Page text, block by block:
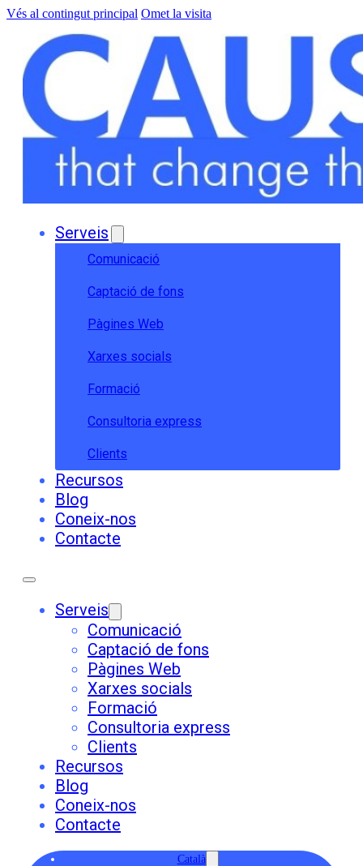
Vés al contingut principal Omet la visita
Serveis
Comunicació
Captació de fons
Pàgines Web
Xarxes socials
Formació
Consultoria express
Clients
Recursos
Blog
Coneix-nos
Contacte
Serveis
Comunicació
Captació de fons
Pàgines Web
Xarxes socials
Formació
Consultoria express
Clients
Recursos
Blog
Coneix-nos
Contacte
Català